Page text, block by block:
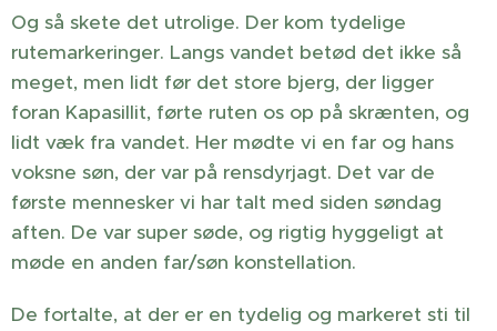
Og så skete det utrolige. Der kom tydelige
rutemarkeringer. Langs vandet betød det ikke så
meget, men lidt før det store bjerg, der ligger
foran Kapasillit, førte ruten os op på skrænten, og
lidt væk fra vandet. Her mødte vi en far og hans
voksne søn, der var på rensdyrjagt. Det var de
første mennesker vi har talt med siden søndag
aften. De var super søde, og rigtig hyggeligt at
møde en anden far/søn konstellation.
De fortalte, at der er en tydelig og markeret sti til